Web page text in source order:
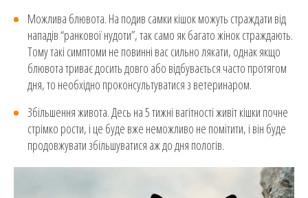
Можлива блювота. На подив самки кішок можуть страждати від
нападів “ранкової нудоти”, так само як багато жінок страждають.
Тому такі симптоми не повинні вас сильно лякати, однак якщо
блювота триває досить довго або відбувається часто протягом
дня, то необхідно проконсультуватися з ветеринаром.
Збільшення живота. Десь на 5 тижні вагітності живіт кішки почне
стрімко рости, і це буде вже неможливо не помітити, і він буде
продовжувати збільшуватися аж до дня пологів.